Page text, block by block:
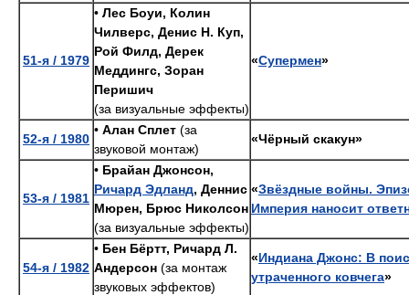
51-я / 1979
• Лес Боуи, Колин
Чилверс, Денис Н. Куп,
Рой Филд, Дерек
Меддингс, Зоран
Перишич
(за визуальные эффекты)
«Супермен»
52-я / 1980
• Алан Сплет (за
звуковой монтаж)
«Чёрный скакун»
53-я / 1981
• Брайан Джонсон,
Ричард Эдланд, Деннис
Мюрен, Брюс Николсон
(за визуальные эффекты)
«Звёздные войны.
Империя наносит
54-я / 1982
• Бен Бёртт, Ричард Л.
Андерсон (за монтаж
звуковых эффектов)
«Индиана Джонс: В
утраченного ковчега»